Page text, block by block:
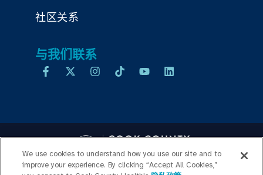
社区关系
与我们联系
We use cookies to understand how you use our site and to
improve your experience. By clicking “Accept All Cookies,”